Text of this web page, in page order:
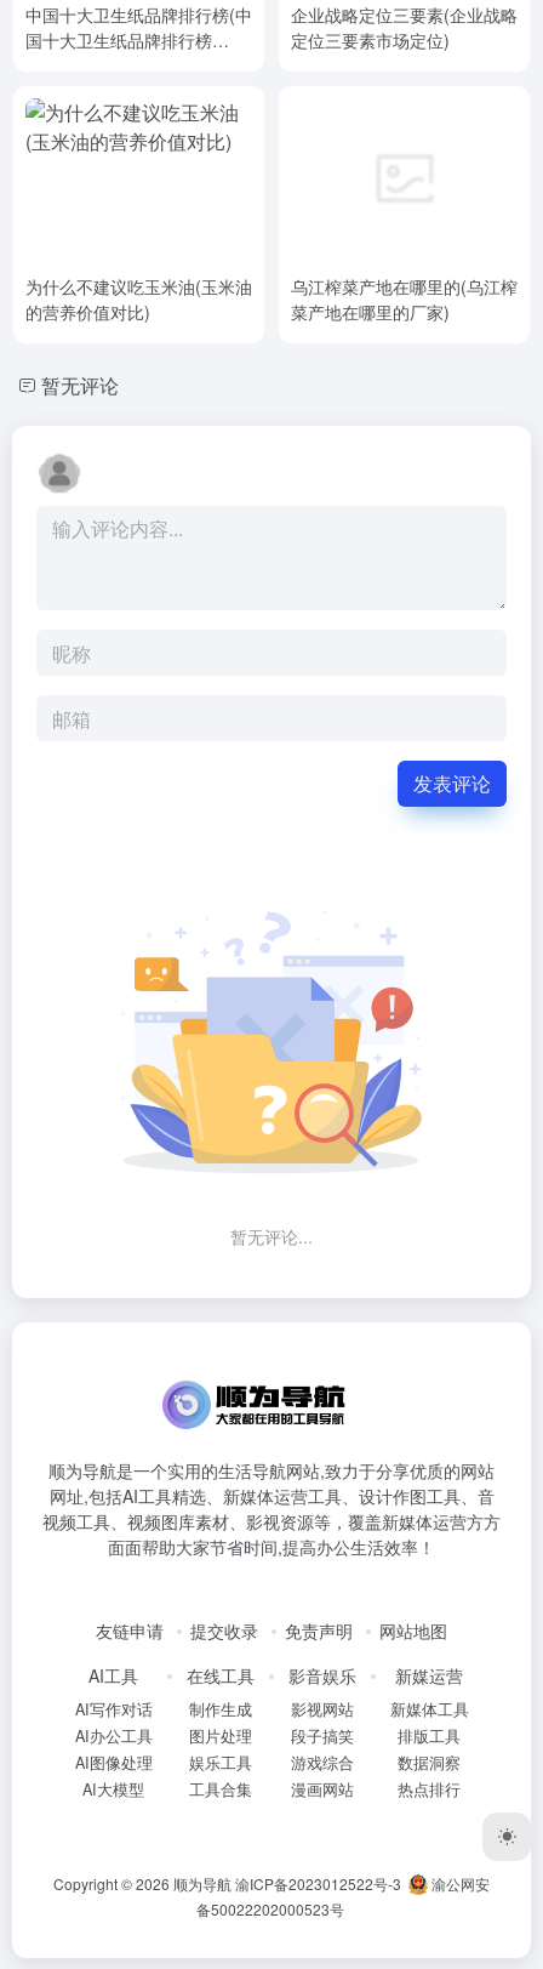
中国十大卫生纸品牌排行榜(中
国十大卫生纸品牌排行榜
企业战略定位三要素(企业战略
定位三要素市场定位)
为什么不建议吃玉米油(玉米油
的营养价值对比)
乌江榨菜产地在哪里的(乌江榨
菜产地在哪里的厂家)
暂无评论
发表评论
暂无评论...
顺为导航是一个实用的生活导航网站,致力于分享优质的网站
网址,包括AI工具精选、新媒体运营工具、设计作图工具、音
视频工具、视频图库素材、影视资源等，覆盖新媒体运营方方
面面帮助大家节省时间,提高办公生活效率！
友链申请 提交收录 免责声明
网站地图
AI工具
AI写作对话
AI办公工具
AI图像处理
AI大模型
在线工具
制作生成
图片处理
娱乐工具
工具合集
影音娱乐
影视网站
段子搞笑
游戏综合
漫画网站
新媒运营
新媒体工具
排版工具
数据洞察
热点排行
Copyright © 2026 顺为导航渝ICP备2023012522号-3
渝公网安
备50022202000523号